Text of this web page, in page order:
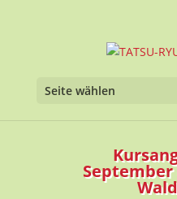
Seite wählen